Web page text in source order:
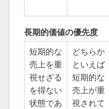
長期的価値の優先度
短期的な
売上を重
視せざる
を得ない
状態であ
どちらか
といえば
短期的な
売上が重
視されて